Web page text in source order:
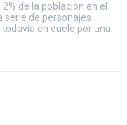
de la población en el
serie de personajes
en duelo por una